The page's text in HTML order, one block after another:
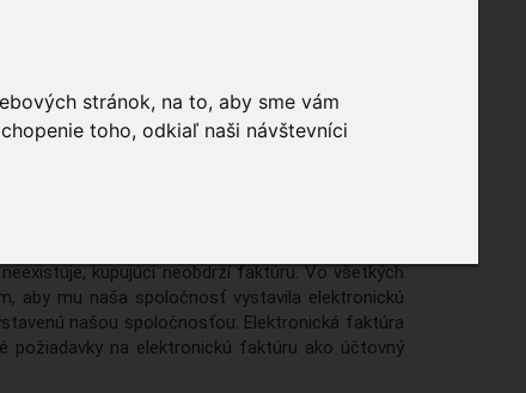
stránok, na to, aby sme vám
toho, odkiaľ naši návštevníci
peňazí doručí zákazníkovi balík s objednanými
kupujúci neobdrží faktúru. Vo všetkých
aby mu naša spoločnosť vystavila elektronickú
našou spoločnosťou. Elektronická faktúra
požiadavky na elektronickú faktúru ako účtovný